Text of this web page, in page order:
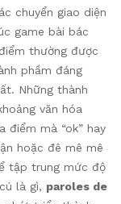
chuyển giao diện
game bài bác
thường được
phầm đáng
Những thành
văn hóa
điểm mà “ok” hay
hoặc đê mê mê
tập trung mức độ
là gì, paroles de